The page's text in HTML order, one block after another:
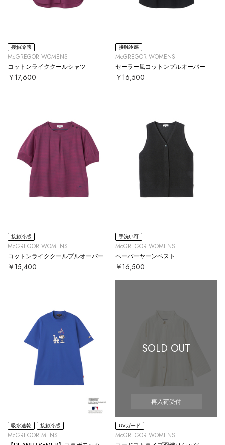
接触冷感
McGREGOR WOMENS
コットンライククールシャツ
￥17,600
接触冷感
McGREGOR WOMENS
セーラー風コットンプルオーバー
￥16,500
接触冷感
McGREGOR WOMENS
コットンライククールプルオーバー
￥15,400
手洗い可
McGREGOR WOMENS
ペーパーヤーンベスト
￥16,500
吸水速乾 接触冷感
McGREGOR MENS
SOLD OUT
再入荷受付
UVガード
McGREGOR WOMENS